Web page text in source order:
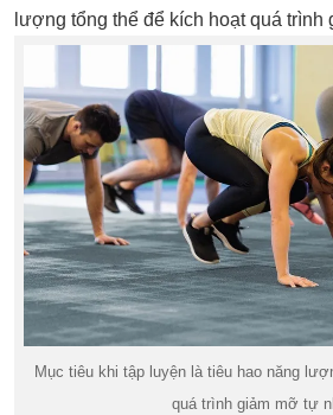
lượng tổng thể để kích hoạt quá trình
Mục tiêu khi tập luyện là tiêu hao năng
quá trình giảm mỡ tự